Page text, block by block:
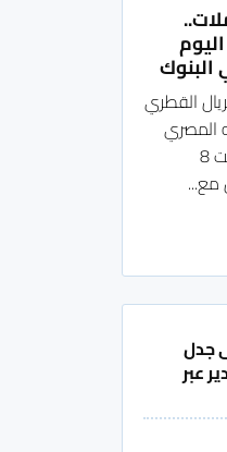
القطري
المصري
خلال تعاملات اليوم السبت 8
جدل
عبر